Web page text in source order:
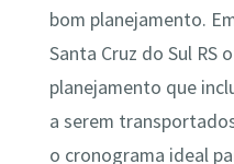
bom planejamento.
Santa Cruz do Sul RS
planejamento que
a serem
o cronograma ideal